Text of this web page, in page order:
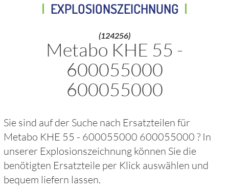
EXPLOSIONSZEICHNUNG
(124256)
Metabo KHE 55 -
600055000
600055000
Sie sind auf der Suche nach Ersatzteilen für
Metabo KHE 55 - 600055000 600055000? In
unserer Explosionszeichnung können Sie die
benötigten Ersatzteile per Klick auswählen und
bequem liefern lassen.